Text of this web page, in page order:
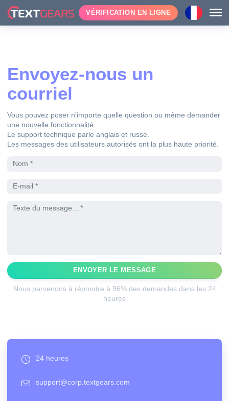
VÉRIFICATION EN LIGNE
Envoyez-nous un
courriel
Vous pouvez poser n'importe quelle question ou même demander
une nouvelle fonctionnalité.
Le support technique parle anglais et russe.
Les messages des utilisateurs autorisés ont la plus haute priorité.
ENVOYER LE MESSAGE
Nous parvenons à répondre à 96% des demandes dans les 24
heures
24 heures
support@corp.textgears.com